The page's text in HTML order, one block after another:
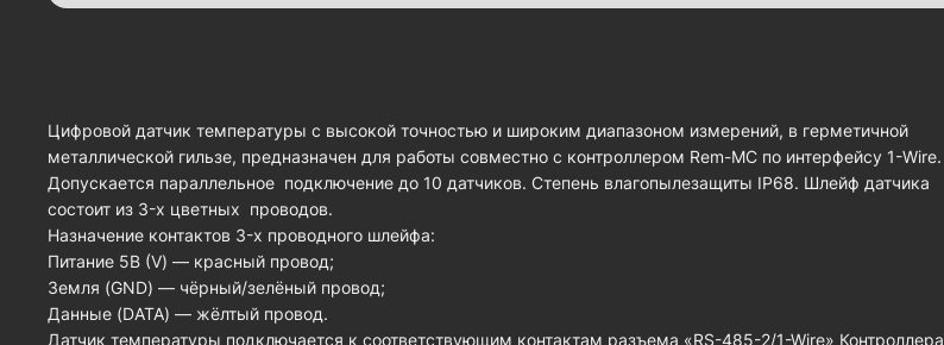
Цифровой датчик температуры с высокой точностью и широким диапазоном измерений, в герметичной
металлической гильзе, предназначен для работы совместно с контроллером Rem-MC по интерфейсу 1-Wire.
Допускается параллельное подключение до 10 датчиков. Степень влагопылезащиты IP68. Шлейф датчика
состоит из 3-x цветных проводов.
Назначение контактов 3-x проводного шлейфа:
Питание 5В (V) — красный провод;
Земля (GND) — чёрный/зелёный провод;
Данные (DATA) — жёлтый провод.
Датчик температуры подключается к соответствующим контактам разъема «RS-485-2/1-Wire» Контроллера